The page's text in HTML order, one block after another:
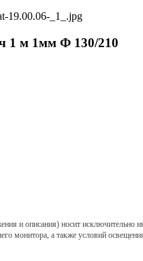
1 м 1мм Ф 130/210
и описания) носит исключительно
монитора, а также условий